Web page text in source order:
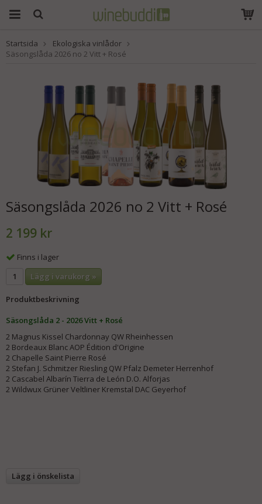
Produkten har blivit
tillagd i varukorgen
Startsida
Ekologiska vinlådor
Säsongslåda 2026 no 2 Vitt + Rosé
Säsongslåda 2026 no 2 Vitt + Rosé
2 199 kr
Finns i lager
Lägg i varukorg »
Produktbeskrivning
Säsongslåda 2 - 2026 Vitt + Rosé
2 Magnus Kissel Chardonnay QW Rheinhessen
2 Bordeaux Blanc AOP Édition d'Origine
2 Chapelle Saint Pierre Rosé
2 Stefan J. Schmitzer Riesling QW Pfalz Demeter Herrenhof
2 Cascabel Albarín Tierra de León D.O. Alforjas
2 Wildwux Grüner Veltliner Kremstal DAC Geyerhof
Lägg i önskelista